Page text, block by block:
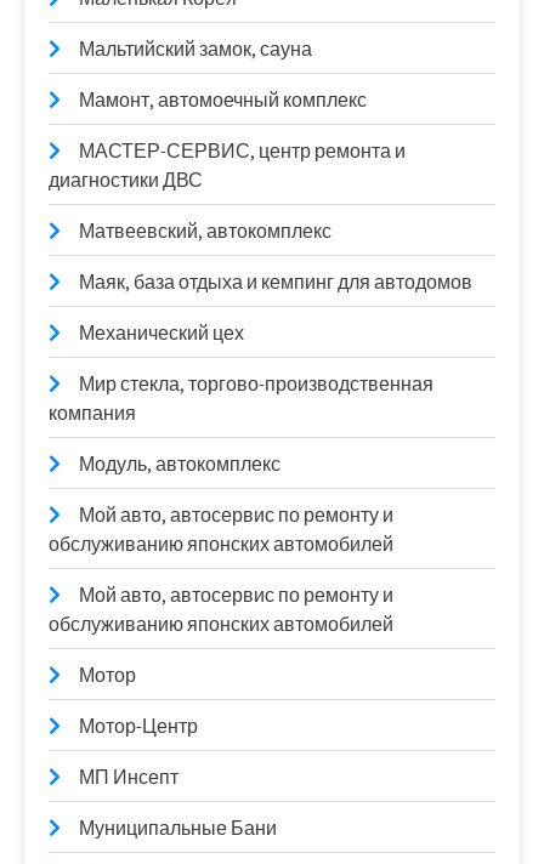
Мальтийский замок, сауна
Мамонт, автомоечный комплекс
МАСТЕР-СЕРВИС, центр ремонта и
диагностики ДВС
Матвеевский, автокомплекс
Маяк, база отдыха и кемпинг для автодомов
Механический цех
Мир стекла, торгово-производственная
компания
Модуль, автокомплекс
Мой авто, автосервис по ремонту и
обслуживанию японских автомобилей
Мой авто, автосервис по ремонту и
обслуживанию японских автомобилей
Мотор
Мотор-Центр
МП Инсепт
Муниципальные Бани